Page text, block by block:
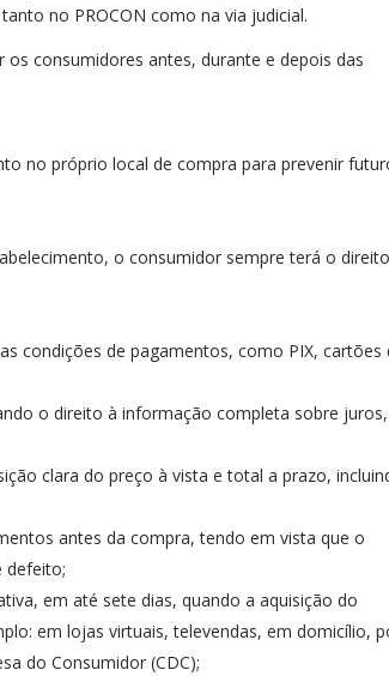
no PROCON como na via judicial.
consumidores antes, durante e depois das
no próprio local de compra para prevenir
o consumidor sempre terá o
condições de pagamentos, como PIX, cartões
o direito à informação completa sobre juros,
clara do preço à vista e total a prazo,
antes da compra, tendo em vista que o
defeito;
em até sete dias, quando a aquisição do
em lojas virtuais, televendas, em domicílio,
do Consumidor (CDC);